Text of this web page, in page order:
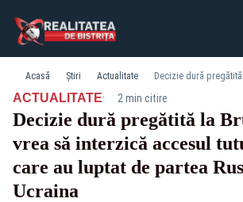
Acasă Știri Actualitate
ACTUALITATE· 2 min citire
Decizie dură pregătită la
vrea să interzică accesul
care au luptat de partea
Ucraina